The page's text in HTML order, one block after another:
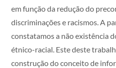
em função da redução do
discriminações e racismos. A
constatamos a não existência
étnico-racial. Este deste
construção do conceito de